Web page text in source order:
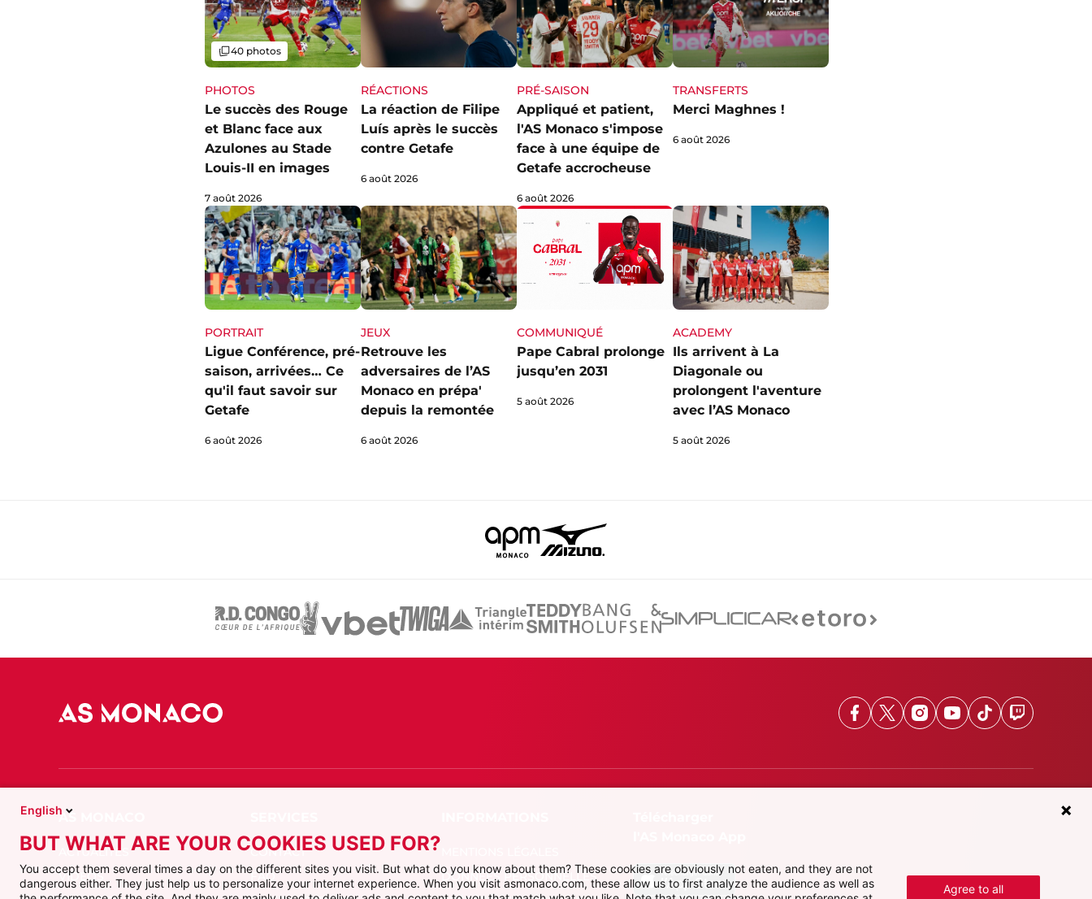
PHOTOS
Le succès des Rouge
et Blanc face aux
Azulones au Stade
Louis-II en images
Galerie
40 photos
7 août 2026
RÉACTIONS
La réaction de Filipe
Luís après le succès
contre Getafe
6 août 2026
PRÉ-SAISON
Appliqué et patient,
l'AS Monaco s'impose
face à une équipe de
Getafe accrocheuse
6 août 2026
TRANSFERTS
Merci Maghnes !
6 août 2026
PORTRAIT
Ligue Conférence, pré-
saison, arrivées… Ce
qu'il faut savoir sur
Getafe
6 août 2026
JEUX
Retrouve les
adversaires de l’AS
Monaco en prépa'
depuis la remontée
6 août 2026
COMMUNIQUÉ
Pape Cabral prolonge
jusqu’en 2031
5 août 2026
ACADEMY
Ils arrivent à La
Diagonale ou
prolongent l'aventure
avec l’AS Monaco
5 août 2026
Facebook
X Instagram
Youtube
TikTokTwitch
ACTUALITÉS
VIDÉOS
CONTACT
FAQ
DONNÉES PERSONNELLES
English
BUT WHAT ARE YOUR COOKIES USED FOR?
You accept them several times a day on the different sites you visit. But what do you know about them? These cookies are obviously not eaten, and they are not
dangerous either. They just help us to personalize your internet experience. When you visit asmonaco.com, these allow us to first analyze the audience as well as
Agree to all